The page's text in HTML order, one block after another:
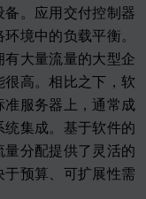
。应用交付控制器
境中的负载平衡。
大量流量的大型企
高。相比之下，软
服务器上，通常成
集成。基于软件的
分配提供了灵活的
预算、可扩展性需